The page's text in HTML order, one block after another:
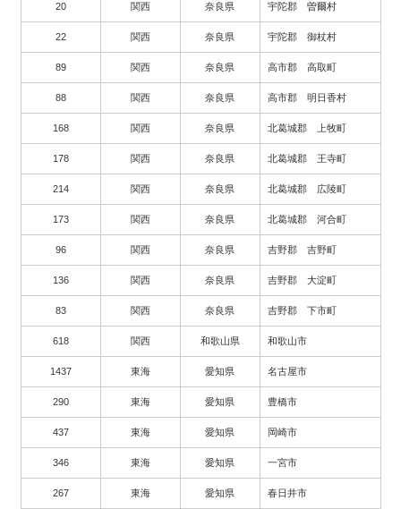
20 関西 奈良県 宇陀郡 曽爾村
22 関西 奈良県 宇陀郡 御杖村
89 関西 奈良県 高市郡 高取町
88 関西 奈良県 高市郡 明日香村
168 関西 奈良県 北葛城郡 上牧町
178 関西 奈良県 北葛城郡 王寺町
214 関西 奈良県 北葛城郡 広陵町
173 関西 奈良県 北葛城郡 河合町
96 関西 奈良県 吉野郡 吉野町
136 関西 奈良県 吉野郡 大淀町
83 関西 奈良県 吉野郡 下市町
618 関西 和歌山県 和歌山市
1437 東海 愛知県 名古屋市
290 東海 愛知県 豊橋市
437 東海 愛知県 岡崎市
346 東海 愛知県 一宮市
267 東海 愛知県 春日井市